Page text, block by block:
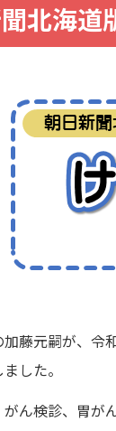
聞北海
藤元嗣が、令
した。
ん検診、胃が